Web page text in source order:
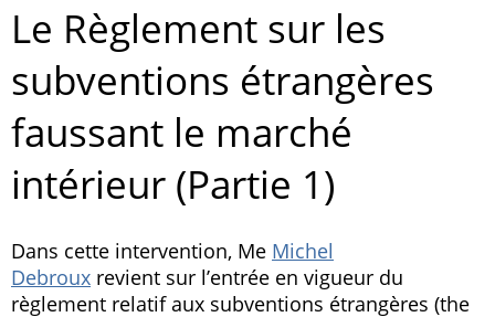
Le Règlement sur les
subventions étrangères
faussant le marché
intérieur (Partie 1)
Dans cette intervention, Me Michel
Debroux revient sur l’entrée en vigueur du
règlement relatif aux subventions étrangères (the